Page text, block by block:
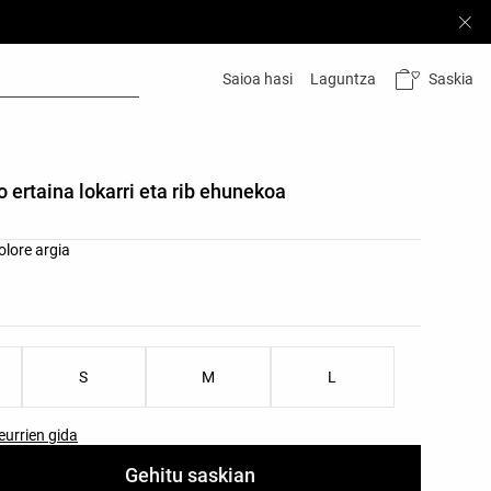
Saioa hasi Laguntza Saskia
argia zerrenda
ertaina lokarri eta rib ehunekoa
zerrenda
S M L
gida
Gehitu saskian